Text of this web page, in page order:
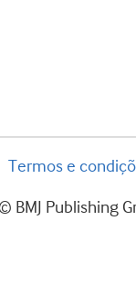
Termos e
© BMJ Publishing